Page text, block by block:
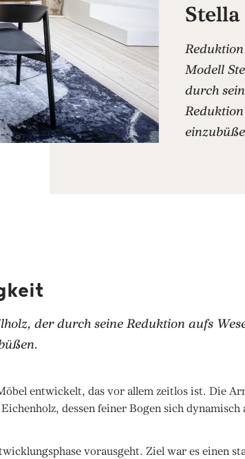
Modell
durch
der durch seine Reduktion aufs
entwickelt, das vor allem zeitlos ist. Die
dessen feiner Bogen sich dynamisch
vorausgeht. Ziel war es einen